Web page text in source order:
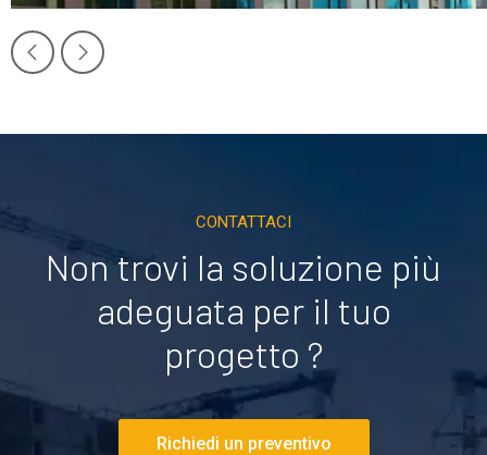
CONTATTACI
Non trovi la soluzione più
adeguata per il tuo
progetto ?
Richiedi un preventivo